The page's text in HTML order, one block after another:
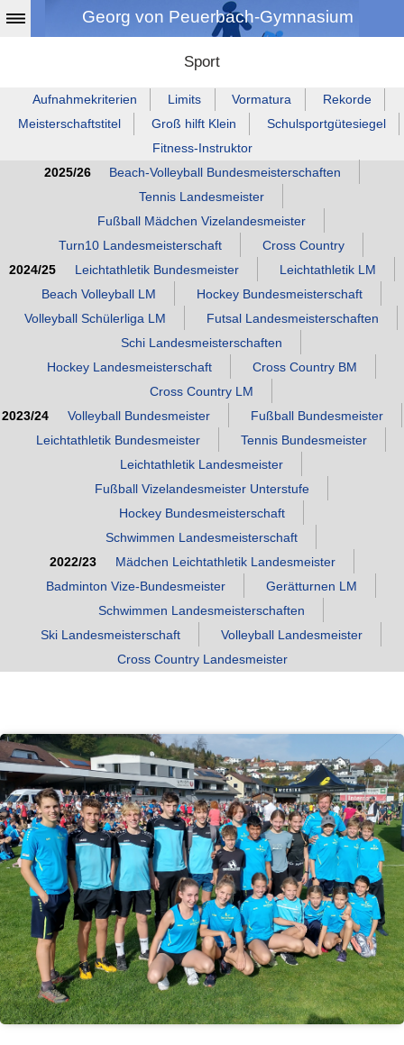
Georg von Peuerbach-Gymnasium
Sport
Aufnahmekriterien Limits Vormatura
Rekorde
Meisterschaftstitel
Groß hilft Klein
Schulsportgütesiegel
Fitness‑Instruktor
2025/26
Beach‑Volleyball Bundesmeisterschaften
Tennis Landesmeister
Fußball Mädchen Vizelandesmeister
Turn10 Landesmeisterschaft
Cross Country
2024/25
Leichtathletik Bundesmeister
Leichtathletik LM
Beach Volleyball LM
Hockey Bundesmeisterschaft
Volleyball Schülerliga LM
Futsal Landesmeisterschaften
Schi Landesmeisterschaften
Hockey Landesmeisterschaft
Cross Country BM
Cross Country LM
2023/24
Volleyball Bundesmeister
Fußball Bundesmeister
Leichtathletik Bundesmeister
Tennis Bundesmeister
Leichtathletik Landesmeister
Fußball Vizelandesmeister Unterstufe
Hockey Bundesmeisterschaft
Schwimmen Landesmeisterschaft
2022/23
Mädchen Leichtathletik Landesmeister
Badminton Vize‑Bundesmeister
Gerätturnen LM
Schwimmen Landesmeisterschaften
Ski Landesmeisterschaft
Volleyball Landesmeister
Cross Country Landesmeister